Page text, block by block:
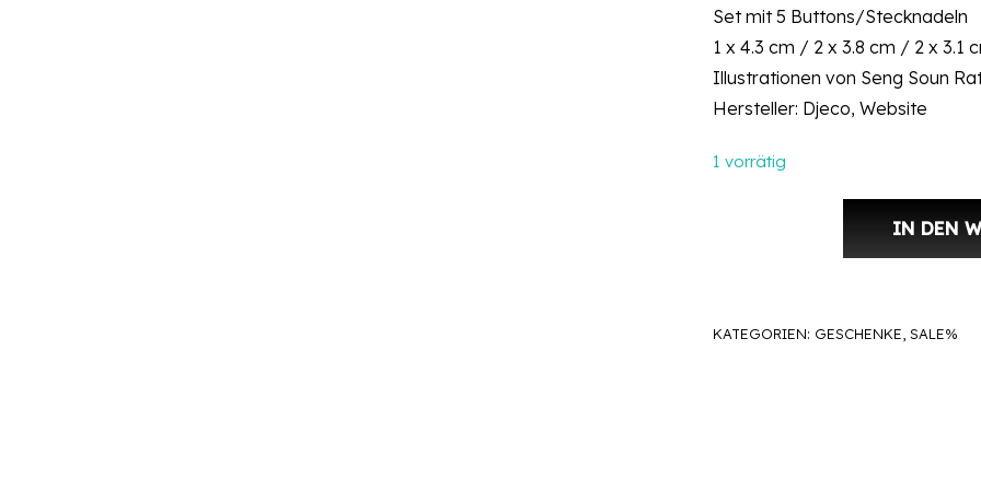
war:
CHF 13.90
ist:
CHF
Set mit 5 Buttons/Stecknadeln
1 x 4.3 cm / 2 x 3.8 cm / 2 x 3.1
Illustrationen von Seng Soun
Hersteller: Djeco, Website
1 vorrätig
Anstecknadel Buttons by Seng
IN DEN
KATEGORIEN: GESCHENKE SALE%